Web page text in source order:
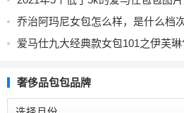
乔治阿玛尼女包怎么样，是什么档次
爱马仕九大经典款女包101之伊芙琳
奢侈品包包品牌
奢